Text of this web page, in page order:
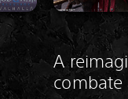
A
combate